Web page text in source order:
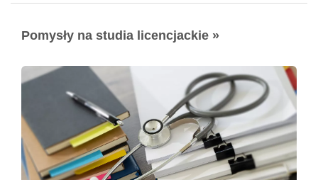
Pomysły na studia licencjackie »